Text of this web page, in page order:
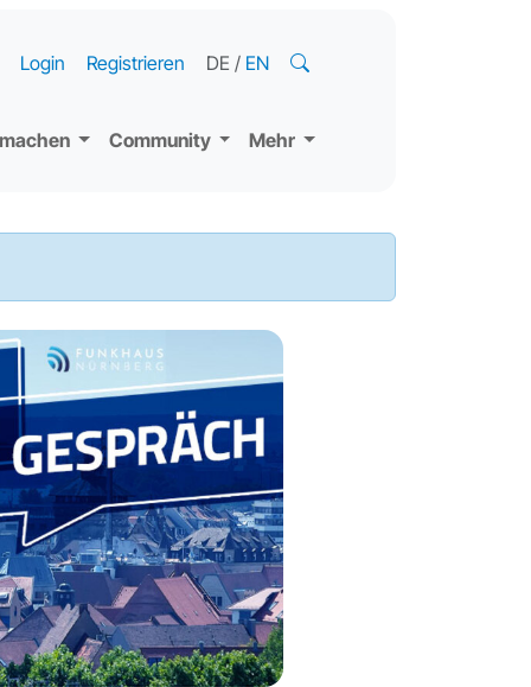
Community Mehr
Login Registrieren DE / EN